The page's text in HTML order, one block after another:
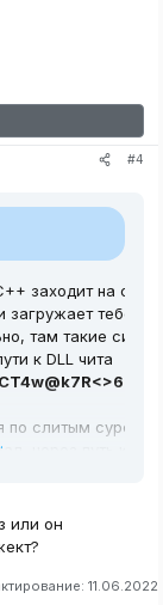
#4
заходит на
загружает тебе в
там такие
к DLL чита
по слитым сурсам
через путь к DLL.
или он
11.06.2022